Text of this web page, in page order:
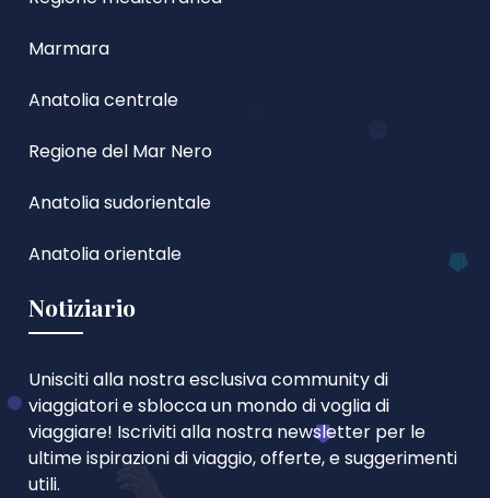
Marmara
Anatolia centrale
Regione del Mar Nero
Anatolia sudorientale
Anatolia orientale
Notiziario
Unisciti alla nostra esclusiva community di
viaggiatori e sblocca un mondo di voglia di
viaggiare! Iscriviti alla nostra newsletter per le
ultime ispirazioni di viaggio, offerte, e suggerimenti
utili.